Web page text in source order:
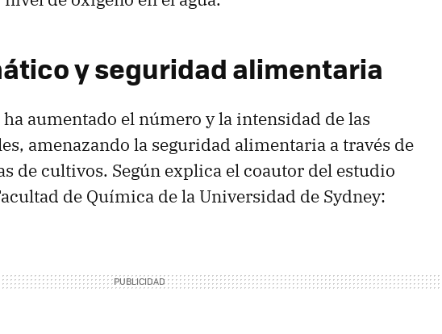
y seguridad alimentaria
aumentado el número y la intensidad de las
amenazando la seguridad alimentaria a través de
de cultivos. Según explica el coautor del estudio
de Química de la Universidad de Sydney: